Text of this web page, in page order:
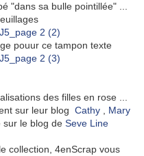
"dans sa bulle pointillée" ...
pouur ce tampon texte
des filles en rose ...
sur leur blog Cathy
Mary
sur le blog de Seve Line
collection, 4enScrap vous